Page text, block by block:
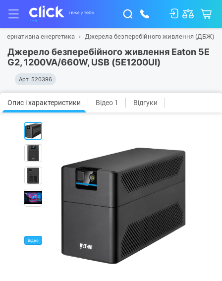
енергетика Джерела безперебійного живлення (ДБЖ)
Джерело безперебійного живлення Eaton 5E
G2, 1200VA/660W, USB (5E1200UI)
Арт. 520396
Опис і характеристики Відео 1 Відгуки
Відео